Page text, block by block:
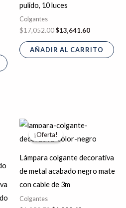
pulido, 10 luces
Colgantes
$17,052.00$13,641.60
AÑADIR AL CARRITO
¡Oferta!
¡Oferta!
Lámpara colgante decorativa
de metal acabado negro mate
con cable de 3m
Colgantes
precio
original
$1,250.79.
precio
actual
$1,000.63.